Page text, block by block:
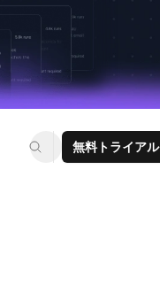
無料トライアル